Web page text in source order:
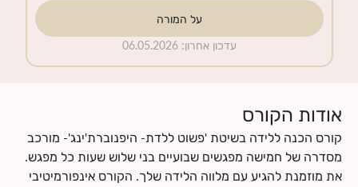
על המורה
עדכון אחרון:
06.05.2026
אודות הקורס
קורס הכנה ללידה בשיטת 'פשוט ללדת- היפנוברת'ינג'- מורכב
מסדרה של חמישה מפגשים שבועיים בני שלוש שעות כל מפגש.
את מוזמנת להגיע עם מלווה הלידה שלך. הקורס אינפורמיטיבי